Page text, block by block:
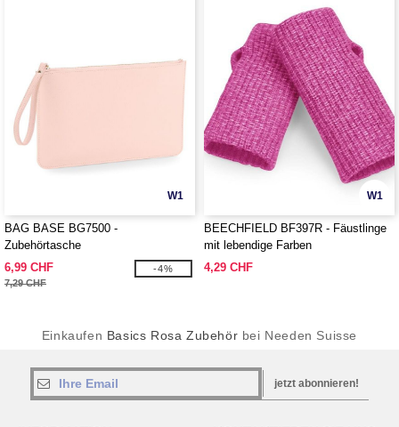
W1
BAG BASE BG7500 -
Zubehörtasche
6,99 CHF
7,29 CHF
-4%
W1
BEECHFIELD BF397R - Fäustlinge
mit lebendige Farben
4,29 CHF
Einkaufen Basics Rosa Zubehör bei Needen Suisse
jetzt abonnieren!